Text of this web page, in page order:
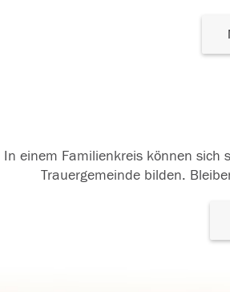
In einem Familienkreis können sich
Trauergemeinde bilden.